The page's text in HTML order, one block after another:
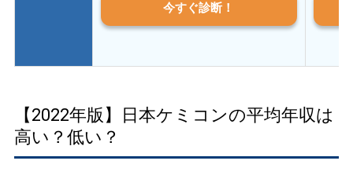
今すぐ診断！
【2022年版】日本ケミコンの平均年収は
高い？低い？